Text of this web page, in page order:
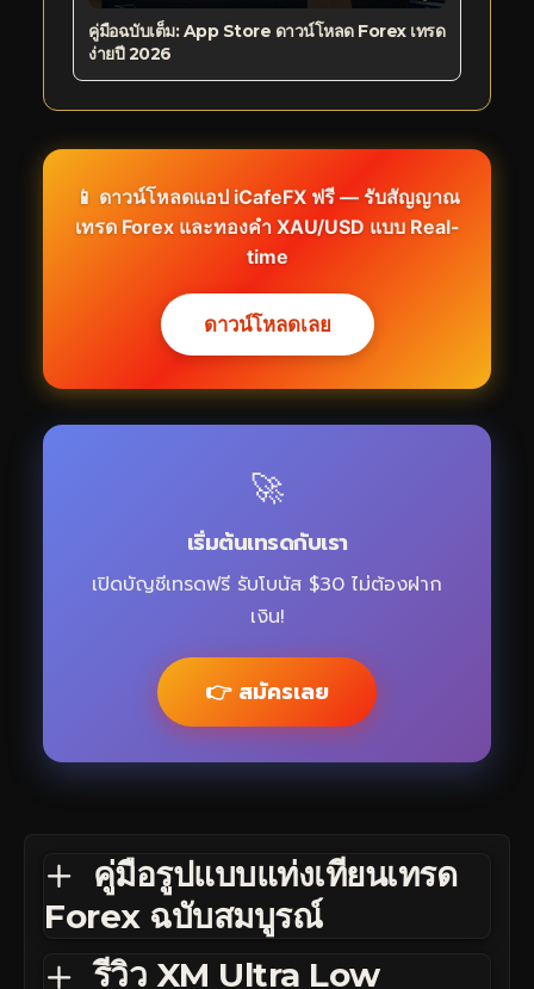
คู่มือฉบับเต็ม: App Store ดาวน์โหลด Forex เทรด
ง่ายปี 2026
📱 ดาวน์โหลดแอป iCafeFX ฟรี — รับสัญญาณ
เทรด Forex และทองคำ XAU/USD แบบ Real-
time
ดาวน์โหลดเลย
🚀
เริ่มต้นเทรดกับเรา
เปิดบัญชีเทรดฟรี รับโบนัส $30 ไม่ต้องฝาก
เงิน!
👉 สมัครเลย
คู่มือรูปแบบแท่งเทียนเทรด
Forex ฉบับสมบูรณ์
รีวิว XM Ultra Low